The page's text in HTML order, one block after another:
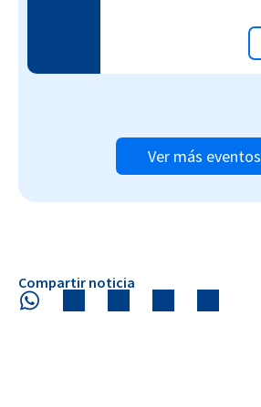
Ver más eventos
Compartir noticia